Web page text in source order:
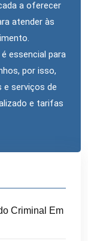
a oferecer
atender às
essencial para
por isso,
serviços de
e tarifas
Criminal Em